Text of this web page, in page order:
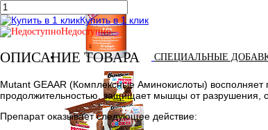
СПЕЦИАЛЬНЫЕ
Купить в 1 клик
Недоступно
ОПИСАНИЕ ТОВАРА
Mutant GEAAR (Комплексные Аминокислоты) восполняет
продолжительностью, защищает мышцы от разрушения,
Препарат оказывает следующее действие: